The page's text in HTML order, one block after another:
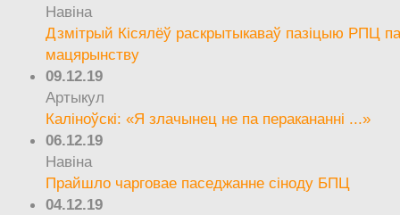
Навіна
Дзмітрый Кісялёў раскрытыкаваў пазіцыю РПЦ
мацярынству
09.12.19
Артыкул
Каліноўскі: «Я злачынец не па перакананні ...»
06.12.19
Навіна
Прайшло чарговае паседжанне сіноду БПЦ
04.12.19